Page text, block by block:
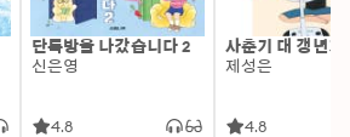
단톡방을 나갔습니다 2
신은영
4.8
사춘기 대 갱년기
제성은
4.8